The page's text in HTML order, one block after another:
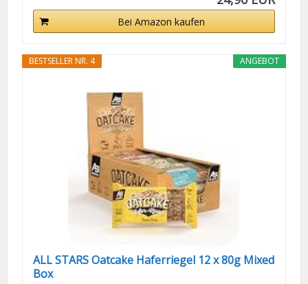
Bei Amazon kaufen
ANGEBOT
BESTSELLER NR. 4
ALL STARS Oatcake Haferriegel 12 x 80g Mixed
Box